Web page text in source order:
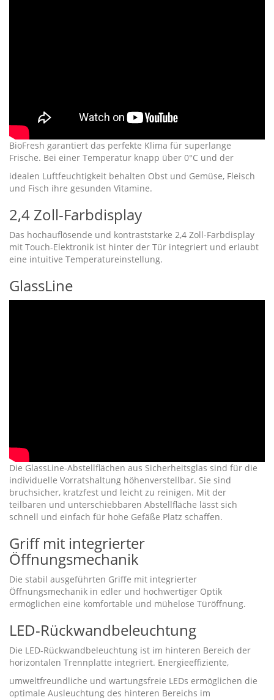
BioFresh garantiert das perfekte Klima für superlange
Frische. Bei einer Temperatur knapp über 0°C und der
idealen Luftfeuchtigkeit behalten Obst und Gemüse, Fleisch
und Fisch ihre gesunden Vitamine.
2,4 Zoll-Farbdisplay
Das hochauflösende und kontraststarke 2,4 Zoll-Farbdisplay
mit Touch-Elektronik ist hinter der Tür integriert und erlaubt
eine intuitive Temperatureinstellung.
GlassLine
Die GlassLine-Abstellflächen aus Sicherheitsglas sind für die
individuelle Vorratshaltung höhenverstellbar. Sie sind
bruchsicher, kratzfest und leicht zu reinigen. Mit der
teilbaren und unterschiebbaren Abstellfläche lässt sich
schnell und einfach für hohe Gefäße Platz schaffen.
Griff mit integrierter
Öffnungsmechanik
Die stabil ausgeführten Griffe mit integrierter
Öffnungsmechanik in edler und hochwertiger Optik
ermöglichen eine komfortable und mühelose Türöffnung.
LED-Rückwandbeleuchtung
Die LED-Rückwandbeleuchtung ist im hinteren Bereich der
horizontalen Trennplatte integriert. Energieeffiziente,
umweltfreundliche und wartungsfreie LEDs ermöglichen die
optimale Ausleuchtung des hinteren Bereichs im